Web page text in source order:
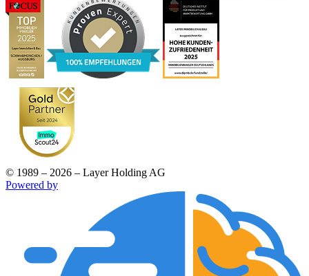
© 1989 – 2026 – Layer Holding AG
Powered by